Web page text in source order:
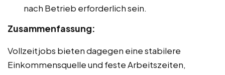
nach Betrieb erforderlich sein.
Zusammenfassung:
Vollzeitjobs bieten dagegen eine stabilere
Einkommensquelle und feste Arbeitszeiten,